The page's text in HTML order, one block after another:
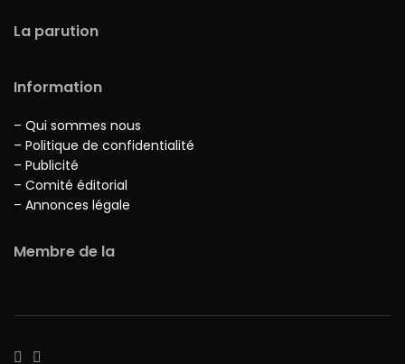
La parution
Information
– Qui sommes nous
– Politique de confidentialité
– Publicité
– Comité éditorial
– Annonces légale
Membre de la